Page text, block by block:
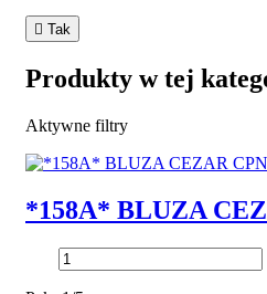
 Tak
Produkty w tej
Aktywne filtry
*158A* BLUZA